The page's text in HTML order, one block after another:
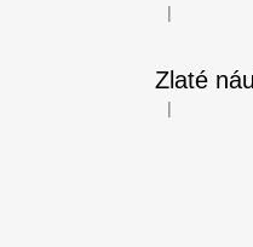
Hodnocení
|
Zlaté
Hodnocení
|